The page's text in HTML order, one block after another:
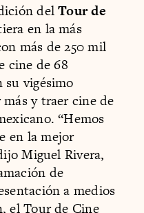
delTour de
en la más
más de 250 mil
cine de 68
su vigésimo
y traer cine de
“Hemos
en la mejor
Miguel Rivera,
de
a medios
elTour de Cine